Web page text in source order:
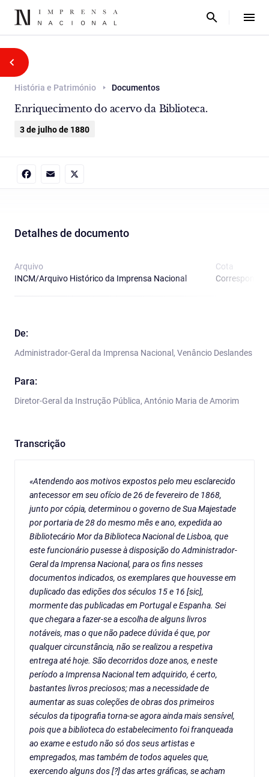
História e Património Documentos
Enriquecimento do acervo da Biblioteca.
3 de julho de 1880
Detalhes de documento
Arquivo
INCM/Arquivo Histórico da Imprensa Nacional
Cota
De:
Administrador-Geral da Imprensa Nacional, Venâncio Deslandes
Para:
Diretor-Geral da Instrução Pública, António Maria de Amorim
Transcrição
«Atendendo aos motivos expostos pelo meu esclarecido
antecessor em seu ofício de 26 de fevereiro de 1868,
junto por cópia, determinou o governo de Sua Majestade
por portaria de 28 do mesmo mês e ano, expedida ao
Bibliotecário Mor da Biblioteca Nacional de Lisboa, que
este funcionário pusesse à disposição do Administrador-
Geral da Imprensa Nacional, para os fins nesses
documentos indicados, os exemplares que houvesse em
duplicado das edições dos séculos 15 e 16 [sic],
mormente das publicadas em Portugal e Espanha. Sei
que chegara a fazer-se a escolha de alguns livros
notáveis, mas o que não padece dúvida é que, por
qualquer circunstância, não se realizou a respetiva
entrega até hoje. São decorridos doze anos, e neste
período a Imprensa Nacional tem adquirido, é certo,
bastantes livros preciosos; mas a necessidade de
aumentar as suas coleções de obras dos primeiros
séculos da tipografia torna-se agora ainda mais sensível,
pois que a biblioteca do estabelecimento foi franqueada
ao exame e estudo não só dos seus artistas e
empregados, mas também de todos aqueles que,
exercendo alguns dos [?] das artes gráficas, se acham